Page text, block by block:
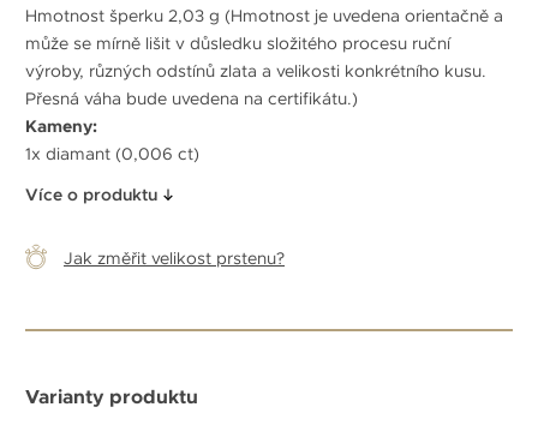
Hmotnost šperku 2,03 g (Hmotnost je uvedena orientačně a
může se mírně lišit v důsledku složitého procesu ruční
výroby, různých odstínů zlata a velikosti konkrétního kusu.
Přesná váha bude uvedena na certifikátu.)
Kameny:
1x diamant (0,006 ct)
Více o produktu
Jak změřit velikost prstenu?
Varianty produktu